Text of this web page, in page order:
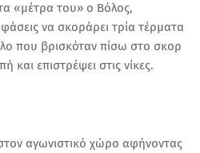
«μέτρα του» ο Βόλος,
να σκοράρει τρία τέρματα
που βρισκόταν πίσω στο σκορ
και επιστρέψει στις νίκες.
αγωνιστικό χώρο αφήνοντας